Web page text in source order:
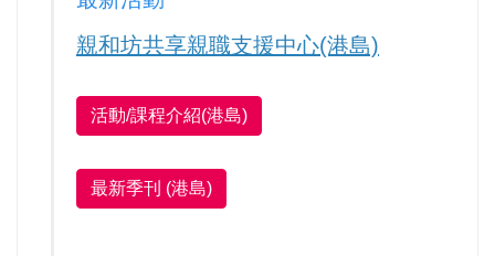
親和坊共享親職支援中心(港島)
活動/課程介紹(港島)
最新季刊 (港島)